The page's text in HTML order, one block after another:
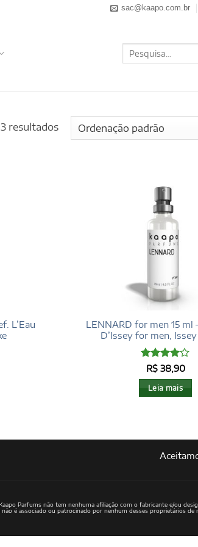
sac@kaapo.com.br
Pesquisar
por:
resultados
L’Eau
LENNARD for men 15 ml
D’Issey for men,
Avaliação
R$38,90
Leia mais
Parfums não tem nenhuma afiliação com o fabricante e/ou
é associado ou patrocinado por nenhum desses proprietários de